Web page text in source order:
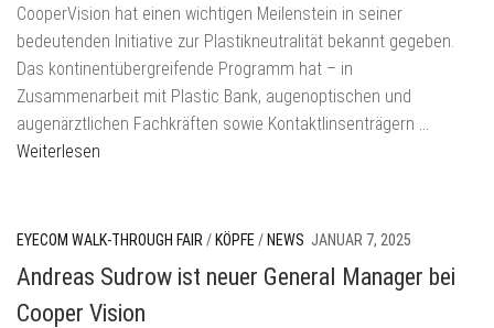
CooperVision hat einen wichtigen Meilenstein in seiner
bedeutenden Initiative zur Plastikneutralität bekannt gegeben.
Das kontinentübergreifende Programm hat – in
Zusammenarbeit mit Plastic Bank, augenoptischen und
augenärztlichen Fachkräften sowie Kontaktlinsenträgern …
Weiterlesen
EYECOM WALK-THROUGH FAIR/ KÖPFE/ NEWS JANUAR 7, 2025
Andreas Sudrow ist neuer General Manager bei
Cooper Vision